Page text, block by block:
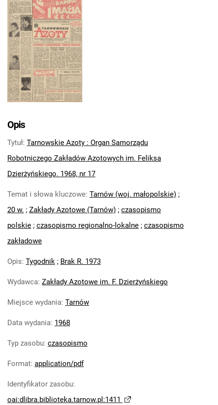
Robotniczego Zakładów Azotowych im.
Feliksa Dzierżyńskiego. 1968
Tarnowskie Azoty : Organ Samorządu
Robotniczego Zakładów Azotowych im.
Feliksa Dzierżyńskiego. 1968, nr 1
Tarnowskie Azoty : Organ Samorządu
Robotniczego Zakładów Azotowych im.
Feliksa Dzierżyńskiego. 1968, nr 2
Tarnowskie Azoty : Organ Samorządu
Robotniczego Zakładów Azotowych im.
Feliksa Dzierżyńskiego. 1968, nr 4
Robotniczego Zakładów Azotowych im.
Feliksa Dzierżyńskiego. 1968, nr 5
Tarnowskie Azoty : Organ Samorządu
Tarnowskie Azoty : Organ Samorządu
Feliksa Dzierżyńskiego. 1968, nr 7
Robotniczego Zakładów Azotowych im.
Feliksa Dzierżyńskiego. 1968, nr 8
Robotniczego Zakładów Azotowych im.
Feliksa Dzierżyńskiego. 1968, nr 9
Robotniczego Zakładów Azotowych im.
Feliksa Dzierżyńskiego. 1968, nr 10
Opis
Tytuł: Tarnowskie Azoty : Organ Samorządu
Robotniczego Zakładów Azotowych im. Feliksa
Dzierżyńskiego. 1968, nr 17
Temat i słowa kluczowe: Tarnów (woj. małopolskie) ;
20 w. ; Zakłady Azotowe (Tarnów) ; czasopismo
polskie ; czasopismo regionalno-lokalne ; czasopismo
zakładowe
Opis: Tygodnik ; Brak R. 1973
Wydawca: Zakłady Azotowe im. F. Dzierżyńskiego
Miejsce wydania: Tarnów
Data wydania: 1968
Typ zasobu: czasopismo
Format: application/pdf
Identyfikator zasobu:
oai:dlibra.biblioteka.tarnow.pl:1411